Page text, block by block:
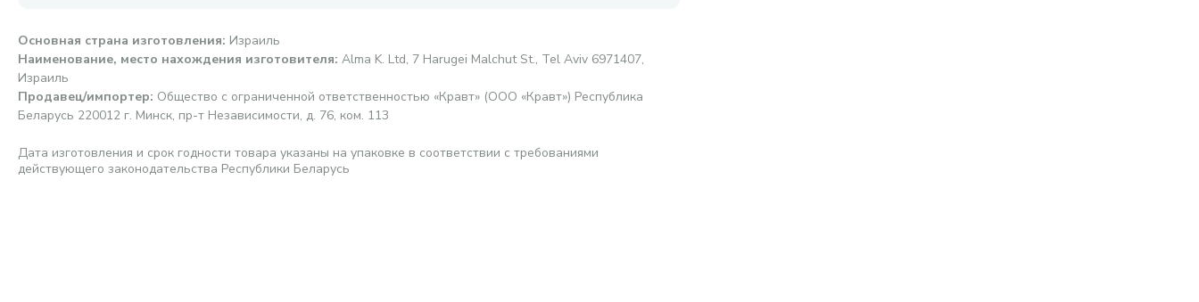
Основная страна изготовления: Израиль
Наименование, место нахождения изготовителя: Alma K. Ltd, 7 Harugei Malchut St., Tel Aviv 6971407,
Израиль
Продавец/импортер: Общество с ограниченной ответственностью «Кравт» (ООО «Кравт») Республика
Беларусь 220012 г. Минск, пр-т Независимости, д. 76, ком. 113
Дата изготовления и срок годности товара указаны на упаковке в соответствии с требованиями
действующего законодательства Республики Беларусь